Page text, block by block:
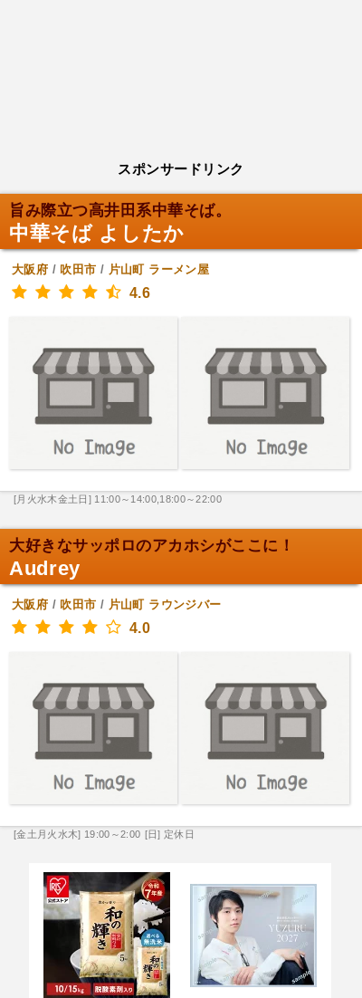
スポンサードリンク
旨み際立つ高井田系中華そば。
中華そば よしたか
大阪府 / 吹田市 / 片山町 ラーメン屋
4.6
[月火水木金土日] 11:00～14:00,18:00～22:00
大好きなサッポロのアカホシがここに！
Audrey
大阪府 / 吹田市 / 片山町 ラウンジバー
4.0
[金土月火水木] 19:00～2:00 [日] 定休日